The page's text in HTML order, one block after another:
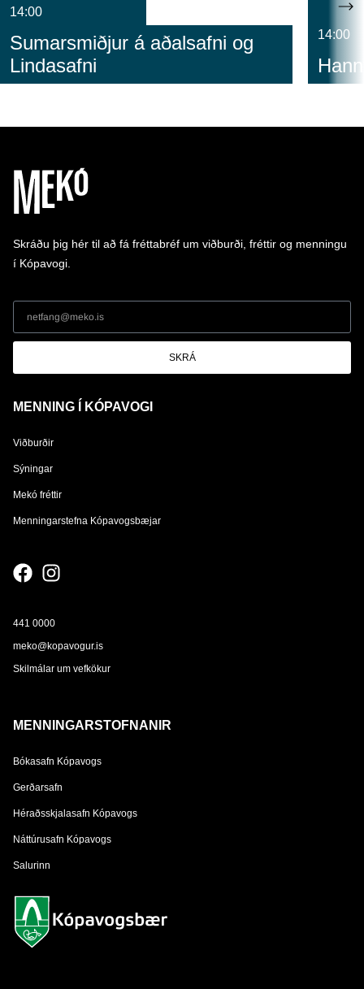
14:00
Sumarsmiðjur á aðalsafni og
Lindasafni
14:00
Skráðu þig hér til að fá fréttabréf um viðburði, fréttir og menningu
í Kópavogi.
SKRÁ
MENNING Í KÓPAVOGI
Viðburðir
Sýningar
Mekó fréttir
Menningarstefna Kópavogsbæjar
441 0000
meko@kopavogur.is
Skilmálar um vefkökur
MENNINGARSTOFNANIR
Bókasafn Kópavogs
Gerðarsafn
Héraðsskjalasafn Kópavogs
Náttúrusafn Kópavogs
Salurinn